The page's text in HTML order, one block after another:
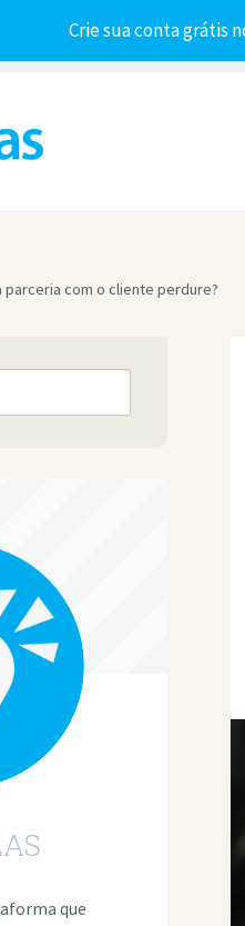
Crie sua conta grátis
parceria com o cliente perdure?
que